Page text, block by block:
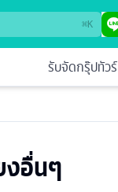
⌘K
รับจัดกรุ๊ปทัวร์
งอื่นๆ